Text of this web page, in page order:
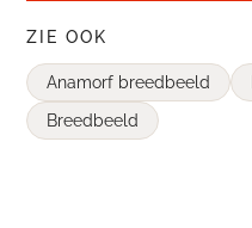
ZIE OOK
Anamorf breedbeeld
Breedbeeld